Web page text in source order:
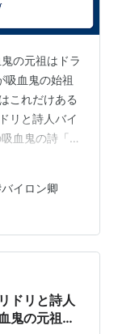
の元祖はドラ
吸血鬼の始祖
これだけある
リと詩人バイ
血鬼の詩「異
ィ荘の怪奇
た「第一次
た ⑧日本に喧
当時の出版事
れるポリド
バイロン卿
ドリと詩人
鬼の元祖解